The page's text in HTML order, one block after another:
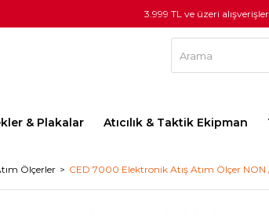
3.999 TL ve üzeri
& Plakalar Atıcılık & Taktik Ekipman
Ölçerler CED 7000 Elektronik Atış Atım Ölçer NON